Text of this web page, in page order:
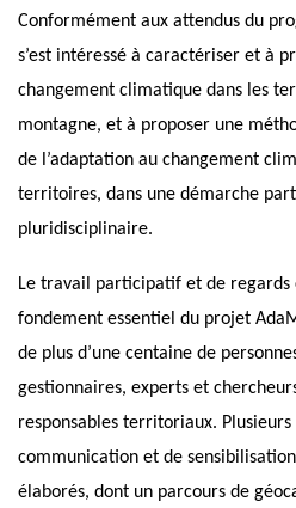
Conformément aux attendus du
s’est intéressé à caractériser et à
changement climatique dans les
montagne, et à proposer une
de l’adaptation au changement
territoires, dans une démarche
pluridisciplinaire.
Le travail participatif et de regards
fondement essentiel du projet
de plus d’une centaine de
gestionnaires, experts et
responsables territoriaux.
communication et de
élaborés, dont un parcours de